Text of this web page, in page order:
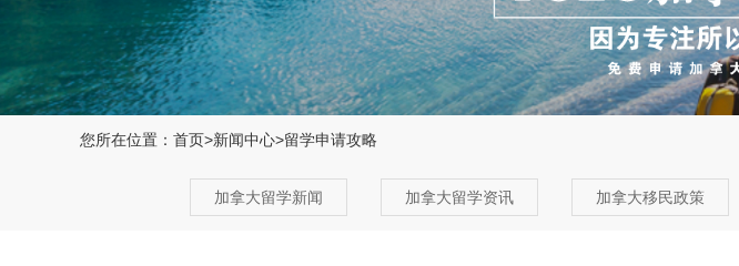
您所在位置： 首页>新闻中心>留学申请攻略
加拿大留学新闻 加拿大留学资讯 加拿大移民政策